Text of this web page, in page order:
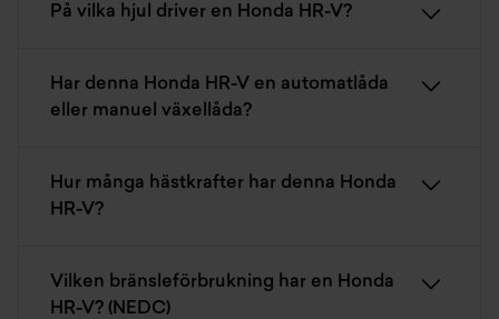
På vilka hjul driver en Honda HR-V?
Har denna Honda HR-V en automatlåda
eller manuel växellåda?
Hur många hästkrafter har denna Honda
HR-V?
Vilken bränsleförbrukning har en Honda
HR-V? (NEDC)